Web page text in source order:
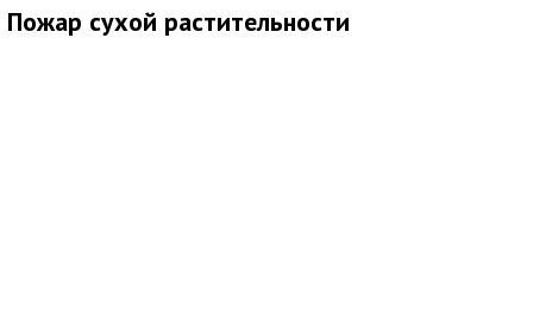
Пожар сухой растительности